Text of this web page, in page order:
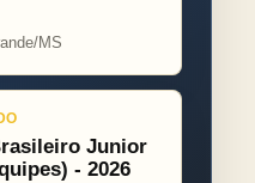
MS
Junior
- 2026